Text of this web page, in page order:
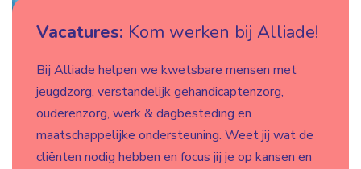
Vacatures: Kom werken bij Alliade!
Bij Alliade helpen we kwetsbare mensen met
jeugdzorg, verstandelijk gehandicaptenzorg,
ouderenzorg, werk & dagbesteding en
maatschappelijke ondersteuning. Weet jij wat de
cliënten nodig hebben en focus jij je op kansen en